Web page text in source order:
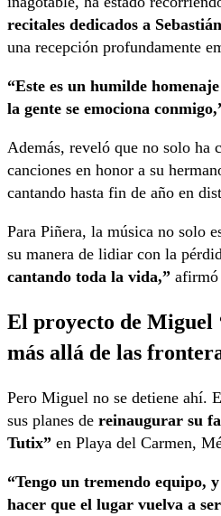
recitales dedicados a
una recepción profundamente
“Este es un humilde
la gente se emociona
Además, reveló que no solo ha
canciones en honor a su
cantando hasta fin de año en
Para Piñera, la música no solo
su manera de lidiar con la
cantando toda la vida,”
El proyecto de Miguel
más allá de las
Pero Miguel no se detiene ahí.
sus planes de reinaugurar su
Tutix” en Playa del Carmen,
“Tengo un tremendo equipo,
hacer que el lugar vuelva a